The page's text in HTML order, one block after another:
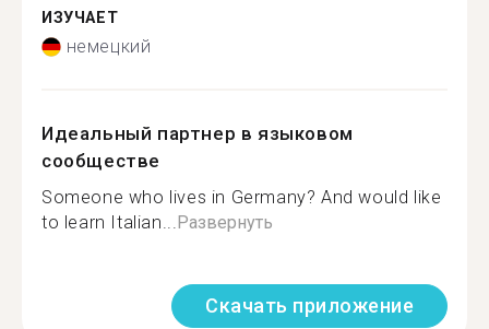
ИЗУЧАЕТ
немецкий
Идеальный партнер в языковом
сообществе
Someone who lives in Germany? And would like
to learn Italian...Развернуть
Скачать приложение